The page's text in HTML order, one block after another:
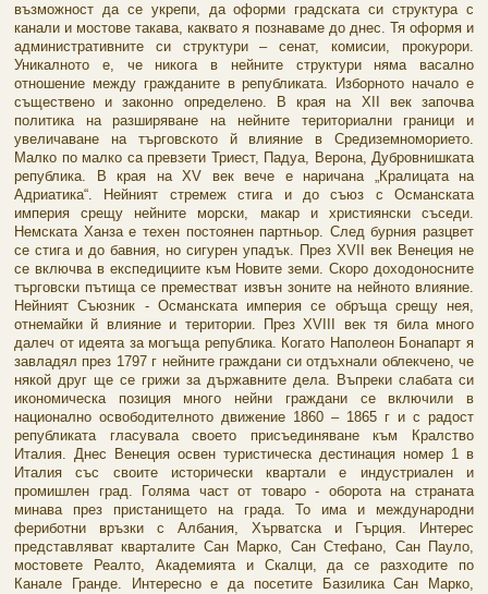
възможност да се укрепи, да оформи градската си структура с
канали и мостове такава, каквато я познаваме до днес. Тя оформя и
административните си структури – сенат, комисии, прокурори.
Уникалното е, че никога в нейните структури няма васално
отношение между гражданите в републиката. Изборното начало е
съществено и законно определено. В края на XII век започва
политика на разширяване на нейните териториални граници и
увеличаване на търговското й влияние в Средиземноморието.
Малко по малко са превзети Триест, Падуа, Верона, Дубровнишката
република. В края на XV век вече е наричана „Кралицата на
Адриатика“. Нейният стремеж стига и до съюз с Османската
империя срещу нейните морски, макар и християнски съседи.
Немската Ханза е техен постоянен партньор. След бурния разцвет
се стига и до бавния, но сигурен упадък. През XVII век Венеция не
се включва в експедициите към Новите земи. Скоро доходоносните
търговски пътища се преместват извън зоните на нейното влияние.
Нейният Съюзник - Османската империя се обръща срещу нея,
отнемайки й влияние и територии. През XVIII век тя била много
далеч от идеята за могъща република. Когато Наполеон Бонапарт я
завладял през 1797 г нейните граждани си отдъхнали облекчено, че
някой друг ще се грижи за държавните дела. Въпреки слабата си
икономическа позиция много нейни граждани се включили в
национално освободителното движение 1860 – 1865 г и с радост
републиката гласувала своето присъединяване към Кралство
Италия. Днес Венеция освен туристическа дестинация номер 1 в
Италия със своите исторически квартали е индустриален и
промишлен град. Голяма част от товаро - оборота на страната
минава през пристанището на града. То има и международни
фериботни връзки с Албания, Хърватска и Гърция. Интерес
представляват кварталите Сан Марко, Сан Стефано, Сан Пауло,
мостовете Реалто, Академията и Скалци, да се разходите по
Канале Гранде. Интересно е да посетите Базилика Сан Марко,